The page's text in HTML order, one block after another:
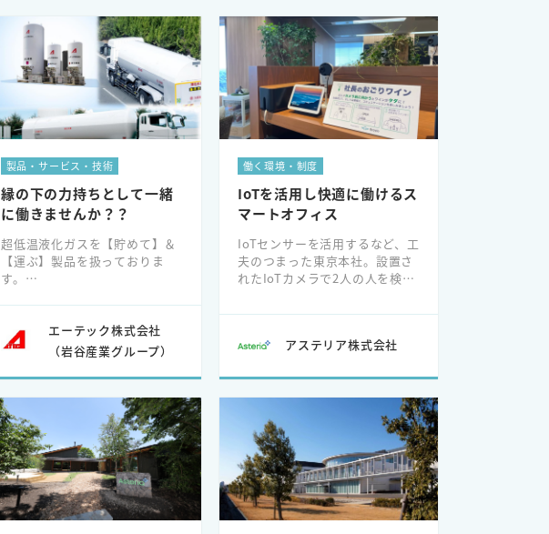
製品・サービス・技術
縁の下の力持ちとして一緒
に働きませんか？？
超低温液化ガスを【貯めて】＆
【運ぶ】製品を扱っておりま
す。
②ガスローリ
③真空断熱配管
作
など、他にも多数
エーテック株式会社
（岩谷産業グループ）
働く環境・制度
IoTを活用し快適に働けるス
マートオフィス
IoTセンサーを活用するなど、工
夫のつまった東京本社。設置さ
れたIoTカメラで2人の人を検知
に解錠される「社長のおごりワ
アステリア株式会社